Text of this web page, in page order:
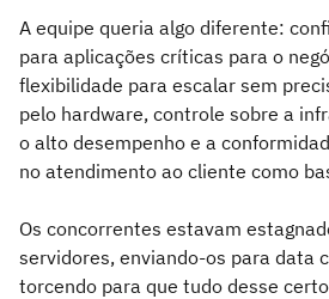
A equipe queria algo diferente:
para aplicações críticas para o
flexibilidade para escalar sem
pelo hardware, controle sobre a
o alto desempenho e a
no atendimento ao cliente como
Os concorrentes estavam
servidores, enviando-os para data
torcendo para que tudo desse